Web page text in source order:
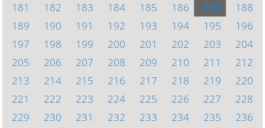
181
182 183 184 185 186 187
188
189
190 191 192 193 194 195
196
197
198 199 200 201 202 203
204
205
206 207 208 209 210 211
212
213
214 215 216 217 218 219
220
221
222 223 224 225 226 227
228
229
230 231 232 233 234 235
236